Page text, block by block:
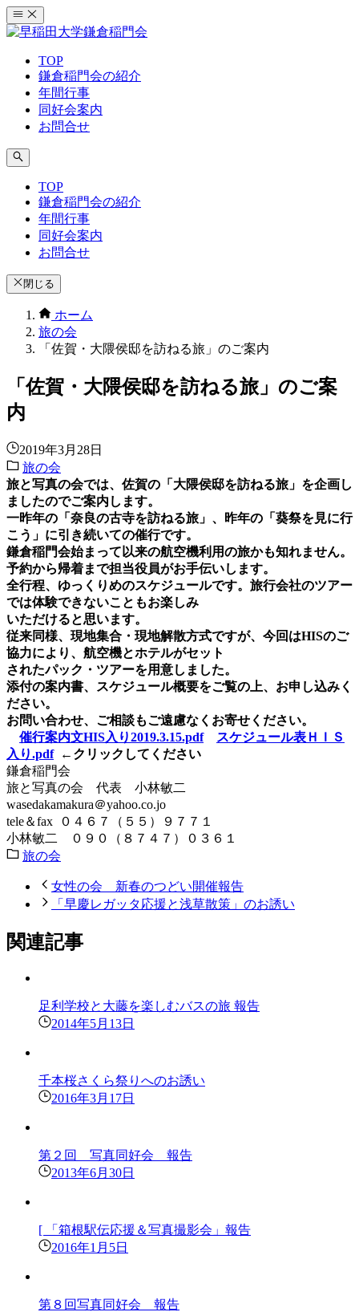
コ
ン
ッ
プ
TOP
鎌倉稲門会の紹介
年間行事
同好会案内
お問合せ
TOP
鎌倉稲門会の紹介
年間行事
同好会案内
お問合せ
閉じる
ホーム
旅の会
「佐賀・大隈侯邸を訪ねる旅」のご案内
「佐賀・大隈侯邸を訪ねる旅」のご案
内
2019年3月28日
旅の会
旅と写真の会では、佐賀の「大隈侯邸を訪ねる旅」を企画し
ましたのでご案内します。
一昨年の「奈良の古寺を訪ねる旅」、昨年の「葵祭を見に行
こう」に引き続いての催行です。
鎌倉稲門会始まって以来の航空機利用の旅かも知れません。
予約から帰着まで担当役員がお手伝いします。
全行程、ゆっくりめのスケジュールです。旅行会社のツアー
では体験できないこともお楽しみ
いただけると思います。
従来同様、現地集合・現地解散方式ですが、今回はHISのご
協力により、航空機とホテルがセット
されたパック・ツアーを用意しました。
添付の案内書、スケジュール概要をご覧の上、お申し込みく
ださい。
お問い合わせ、ご相談もご遠慮なくお寄せください。
催行案内文HIS入り2019.3.15.pdf
スケジュール表ＨＩＳ
入り.pdf←クリックしてください
鎌倉稲門会
旅と写真の会 代表 小林敏二
wasedakamakura＠yahoo.co.jo
tele＆fax ０４６７（５５）９７７１
小林敏二 ０９０（８７４７）０３６１
旅の会
女性の会 新春のつどい開催報告
「早慶レガッタ応援と浅草散策」のお誘い
関連記事
足利学校と大藤を楽しむバスの旅 報告
2014年5月13日
千本桜さくら祭りへのお誘い
2016年3月17日
第２回 写真同好会 報告
2013年6月30日
[ 「箱根駅伝応援＆写真撮影会」報告
2016年1月5日
第８回写真同好会 報告